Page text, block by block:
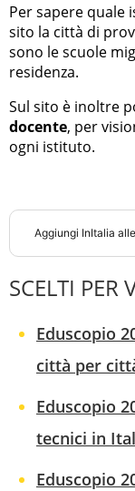
Per sapere quale
sito la città di
sono le scuole
residenza.
Sul sito è inoltre
docente, per
ogni istituto.
Aggiungi InItalia
SCELTI PER
Eduscopio
città per
Eduscopio
tecnici in
Eduscopio